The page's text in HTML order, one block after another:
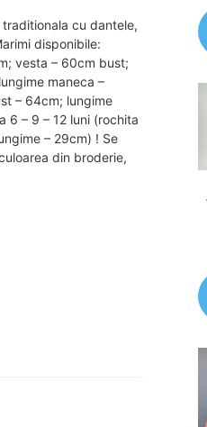
cu dantele,
disponibile:
vesta – 60cm bust;
maneca –
– 64cm; lungime
6 – 9 – 12 luni (rochita
– 29cm) ! Se
din broderie,